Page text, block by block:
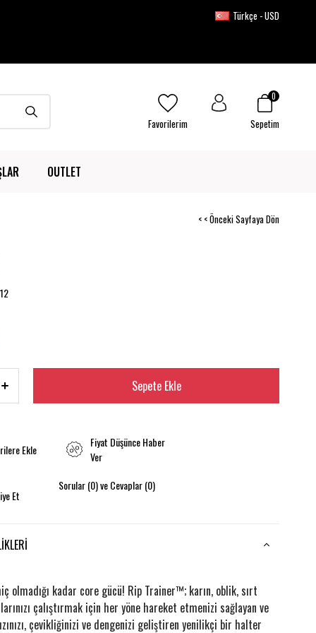
Türkçe - USD
Sepetim
0
Favorilerim
OUTLET
< < Önceki Sayfaya Dön
12
Ekle
Fiyat Düşünce Haber
Ver
Et
Sorular (0) ve Cevaplar (0)
olmadığı kadar core gücü! Rip Trainer™; karın, oblik, sırt
çalıştırmak için her yöne hareket etmenizi sağlayan ve
çevikliğinizi ve dengenizi geliştiren yenilikçi bir halter